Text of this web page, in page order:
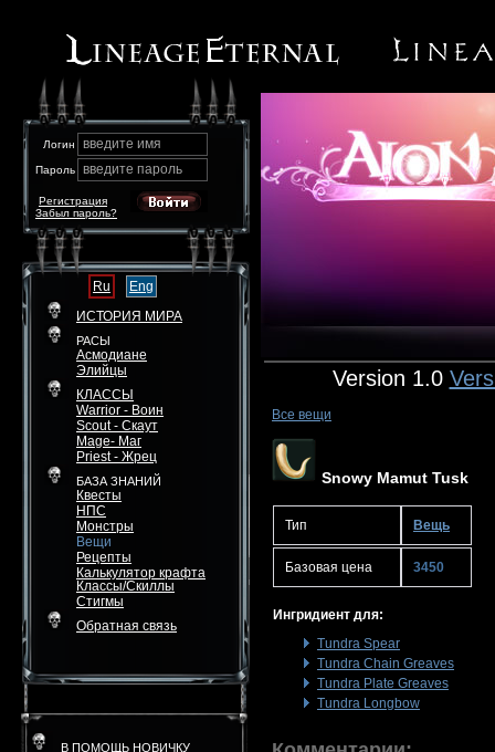
Логин введите имя
Пароль введите пароль
Забыл пароль?
Регистрация
Ru
Eng
ИСТОРИЯ МИРА
РАСЫ
Асмодиане
Элийцы
КЛАССЫ
Warrior - Воин
Scout - Скаут
Mage- Маг
Priest - Жрец
БАЗА ЗНАНИЙ
Квесты
НПС
Монстры
Вещи
Рецепты
Калькулятор крафта
Классы/Скиллы
Стигмы
Обратная связь
В ПОМОЩЬ НОВИЧКУ
Version 1.0
Все вещи
Snowy Mamut Tusk
Тип Вещь
Базовая цена 3450
Ингридиент для:
Tundra Spear
Tundra Chain Greaves
Tundra Plate Greaves
Tundra Longbow